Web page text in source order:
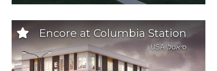
Encore at Columbia Station
סיאטל,
USA